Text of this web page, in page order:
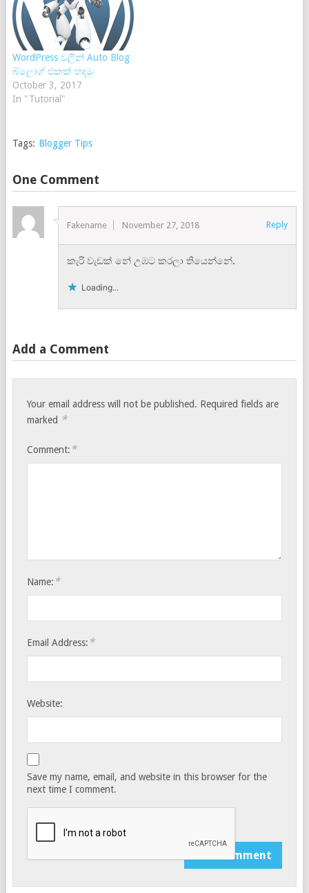
WordPress වලින් Auto Blog
බ්ලොග් එකක් හදමු
October 3, 2017
In "Tutorial"
Tags: Blogger Tips
One Comment
Fakename November 27, 2018 Reply
කැරි වැඩක් නේ උඹට කරලා තියෙන්නේ.
Loading...
Add a Comment
Your email address will not be published. Required fields are
marked *
Comment: *
Name: *
Email Address: *
Website:
Save my name, email, and website in this browser for the
next time I comment.